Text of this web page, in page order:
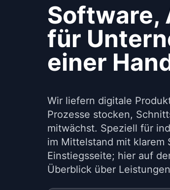
Software,
für
einer
Wir liefern digitale
Prozesse stocken,
mitwächst. Speziell für
im Mittelstand mit klarem
Einstiegsseite; hier auf
Überblick über